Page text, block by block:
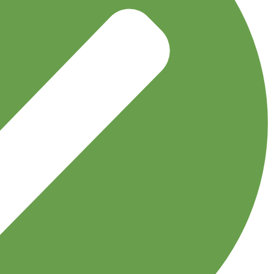
نخی طرح دار کوچک
اکسسوری
توربان
جوراب
دستبند
دستکش
دستمال گردن
مجله نوولاشال
لیست شعب
فروشگاه
قوانین و مقررات